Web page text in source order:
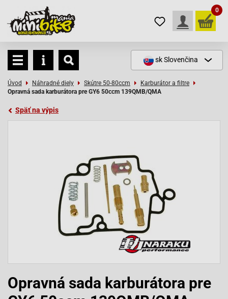
0
skSlovenčina
Úvod Náhradné diely Skútre 50-80ccm
Karburátor a filtre
Opravná sada karburátora pre GY6 50ccm 139QMB/QMA
Späť na výpis
Opravná sada karburátora pre